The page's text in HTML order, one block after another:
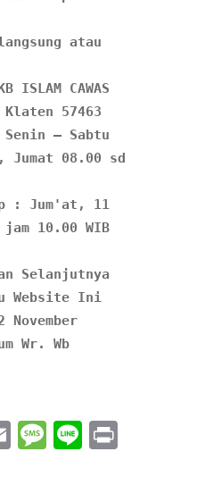
atau
ISLAM CAWAS
– Sabtu
Jumat 08.00 sd
: Jum'at, 11
jam 10.00 WIB
Selanjutnya
Website Ini
November
Wr. Wb
EmailMessage
Line